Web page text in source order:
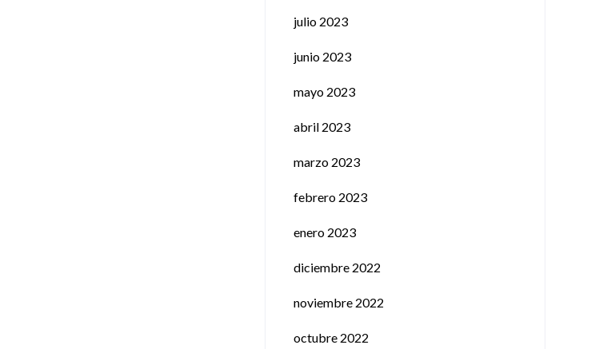
julio 2023
junio 2023
mayo 2023
abril 2023
marzo 2023
febrero 2023
enero 2023
diciembre 2022
noviembre 2022
octubre 2022